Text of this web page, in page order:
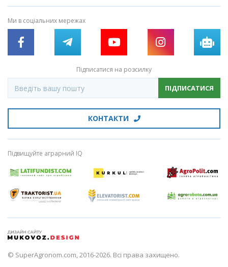
Ми в соціальних мережах
Підписатися на розсилку
ПІДПИСАТИСЯ
КОНТАКТИ
Підвищуйте аграрний IQ
© SuperAgronom.com, 2016-2026. Всі права захищено.